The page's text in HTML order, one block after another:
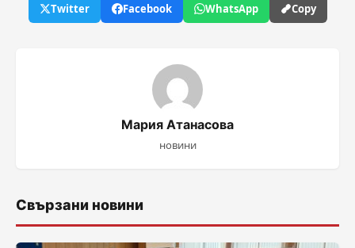
Twitter Facebook WhatsApp Copy
Мария Атанасова
новини
Свързани новини